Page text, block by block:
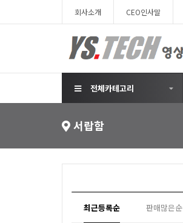
회사소개 CEO인사말
전체카테고리
서랍함
최근등록순 판매많은순